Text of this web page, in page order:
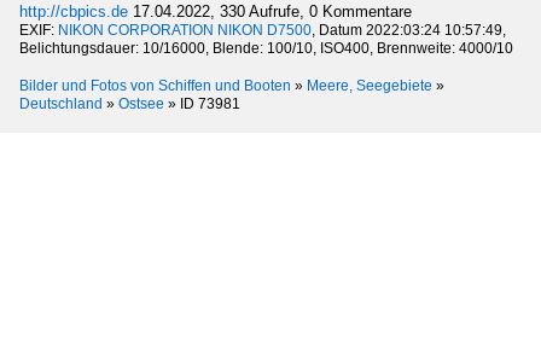
http://cbpics.de 17.04.2022, 330 Aufrufe, 0 Kommentare
EXIF: NIKON CORPORATION NIKON D7500, Datum 2022:03:24 10:57:49,
Belichtungsdauer: 10/16000, Blende: 100/10, ISO400, Brennweite: 4000/10
Bilder und Fotos von Schiffen und Booten » Meere, Seegebiete »
Deutschland » Ostsee » ID 73981